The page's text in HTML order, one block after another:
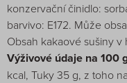
konzervační činidlo:
barvivo: E172. Může
Obsah kakaové sušiny
Výživové údaje na 100
kcal, Tuky 35 g, z toho